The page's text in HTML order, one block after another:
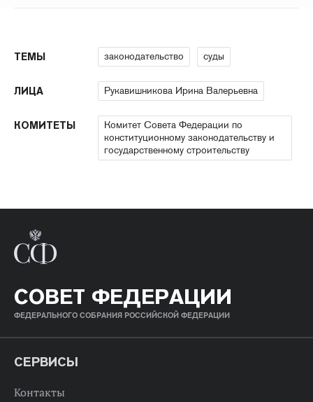
ТЕМЫ законодательство суды
ЛИЦА Рукавишникова Ирина Валерьевна
КОМИТЕТЫ
Комитет Совета Федерации по
конституционному законодательству и
государственному строительству
СОВЕТ ФЕДЕРАЦИИ
ФЕДЕРАЛЬНОГО СОБРАНИЯ РОССИЙСКОЙ ФЕДЕРАЦИИ
СЕРВИСЫ
Контакты